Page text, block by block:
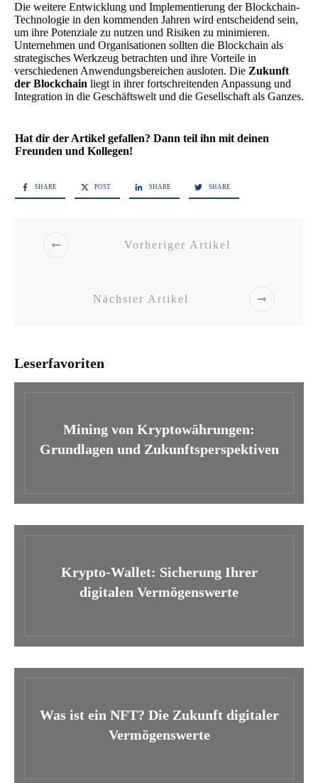
Die weitere Entwicklung und Implementierung der Blockchain-
Technologie in den kommenden Jahren wird entscheidend sein,
um ihre Potenziale zu nutzen und Risiken zu minimieren.
Unternehmen und Organisationen sollten die Blockchain als
strategisches Werkzeug betrachten und ihre Vorteile in
verschiedenen Anwendungsbereichen ausloten. Die Zukunft
der Blockchain liegt in ihrer fortschreitenden Anpassung und
Integration in die Geschäftswelt und die Gesellschaft als Ganzes.
Hat dir der Artikel gefallen? Dann teil ihn mit deinen
Freunden und Kollegen!
SHARE POST SHARE SHARE
Vorheriger Artikel
Nächster Artikel
Leserfavoriten
Mining von Kryptowährungen:
Grundlagen und Zukunftsperspektiven
Krypto-Wallet: Sicherung Ihrer
digitalen Vermögenswerte
Was ist ein NFT? Die Zukunft digitaler
Vermögenswerte